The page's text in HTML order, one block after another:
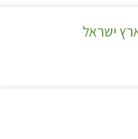
ישראל